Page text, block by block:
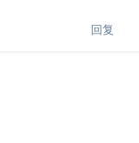
回复